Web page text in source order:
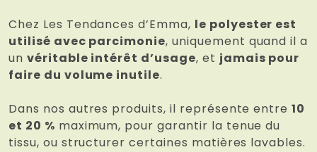
Chez Les Tendances d’Emma, le polyester est
utilisé avec parcimonie, uniquement quand il a
un véritable intérêt d’usage, et jamais pour
faire du volume inutile.
Dans nos autres produits, il représente entre10
et 20 % maximum, pour garantir la tenue du
tissu, ou structurer certaines matières lavables.